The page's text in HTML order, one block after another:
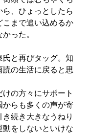
、ひょっとしたら
こまで追い込めるか
った。
と再びタッグ。知
の生活に戻ると思
の方々にサポート
からも多くの声が寄
続き大きなうねり
をしないといけな